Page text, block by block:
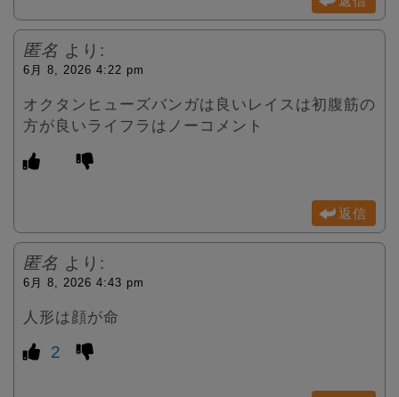
匿名 より:
6月 8, 2026 4:22 pm
オクタンヒューズバンガは良いレイスは初腹筋の
方が良いライフラはノーコメント
返信
匿名 より:
6月 8, 2026 4:43 pm
人形は顔が命
2